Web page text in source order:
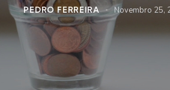
PEDRO FERREIRA Novembro 25,